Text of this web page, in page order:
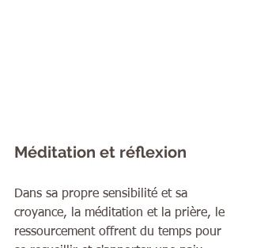
Méditation et réflexion
Dans sa propre sensibilité et sa
croyance, la méditation et la prière, le
ressourcement offrent du temps pour